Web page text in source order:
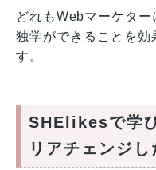
どれもWebマーケター
独学ができることを
す。
SHElikesで学
リアチェンジし